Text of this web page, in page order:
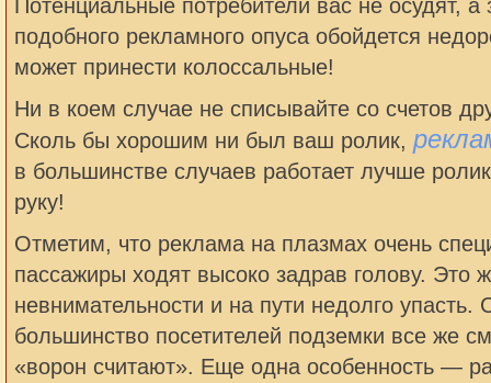
подобного рекламного опуса обойдется
может принести колоссальные!
Ни в коем случае не списывайте со счетов
Сколь бы хорошим ни был ваш ролик,
в большинстве случаев работает лучше
руку!
Отметим, что реклама на плазмах очень
пассажиры ходят высоко задрав голову. Это
невнимательности и на пути недолго упасть.
большинство посетителей подземки все же
«ворон считают». Еще одна особенность —